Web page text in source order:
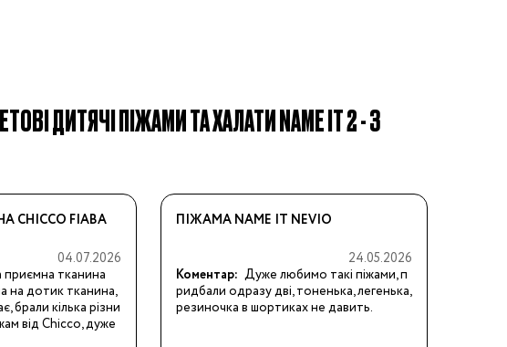
ДИТЯЧІ ПІЖАМИ ТА ХАЛАТИ NAME IT 2 - 3
CHICCO FIABA
04.07.2026
приємна тканина
на дотик тканина,
брали кілька різни
від Chicco, дуже
ПІЖАМА NAME IT NEVIO
24.05.2026
Коментар: Дуже любимо такі піжами, п
ридбали одразу дві, тоненька, легенька,
резиночка в шортиках не давить.